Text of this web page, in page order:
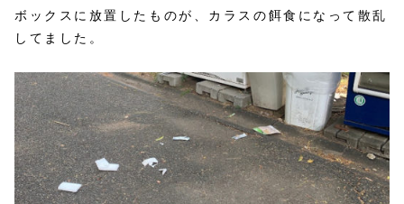
ボックスに放置したものが、カラスの餌食になって散乱
してました。